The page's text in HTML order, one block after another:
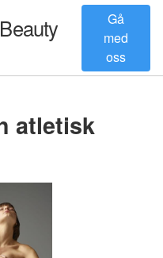
Gå
med
oss
atletisk